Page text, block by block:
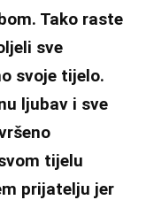
Tako raste
sve
svoje tijelo.
ljubav i sve
tijelu
prijatelju jer